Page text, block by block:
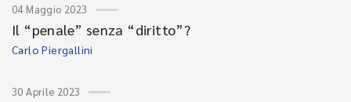
04 Maggio 2023
Il “penale” senza “diritto”?
Carlo Piergallini
30 Aprile 2023